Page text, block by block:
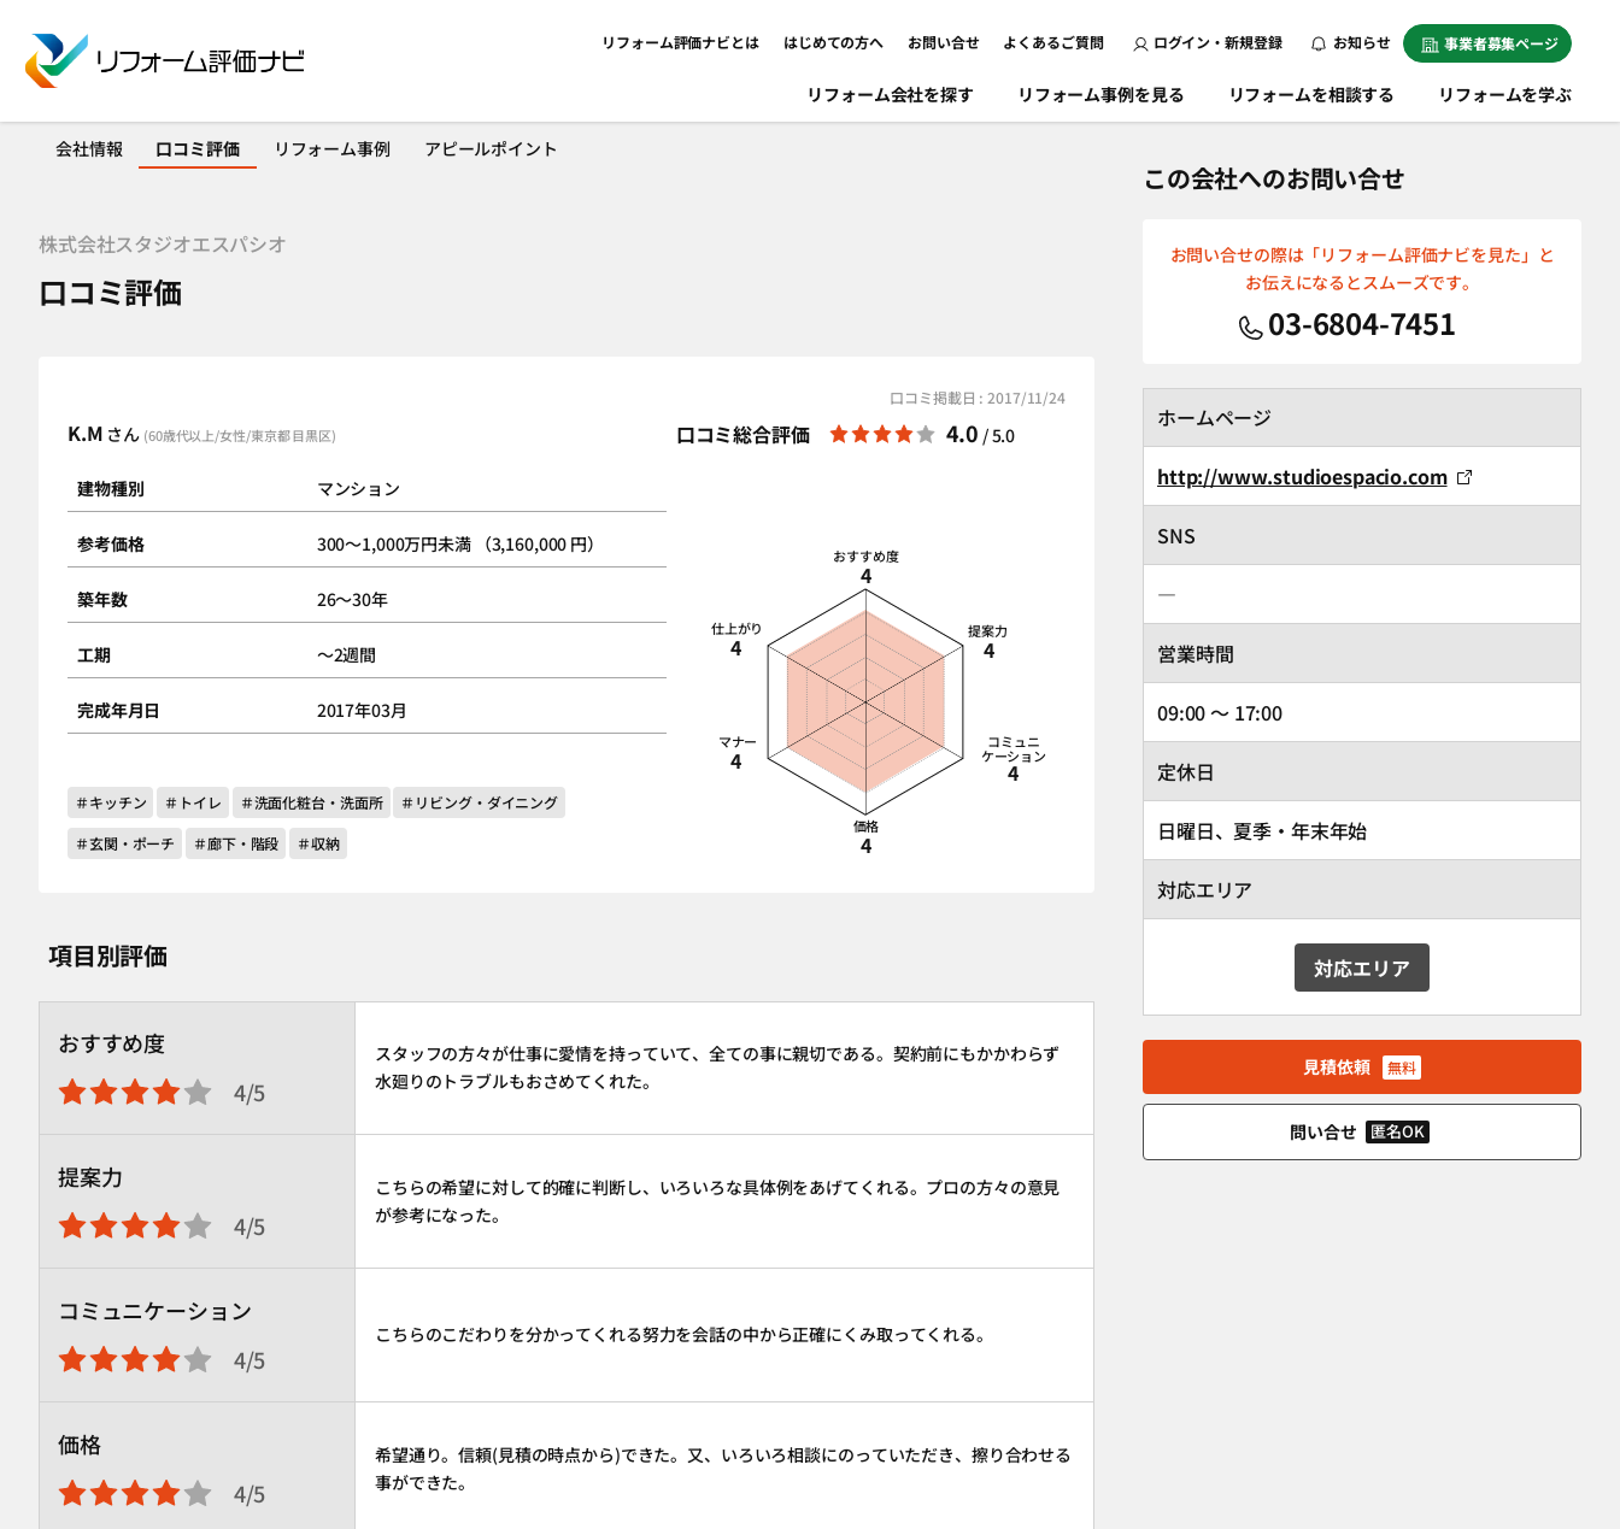
リフォーム評価ナビとは はじめての方へ お問い合せ よくあるご質問 ログイン・新規登録 お知らせ 事業者募集ページ
リフォーム会社を探す リフォーム事例を見る リフォームを相談する リフォームを学ぶ
会社情報 口コミ評価 リフォーム事例 アピールポイント
株式会社スタジオエスパシオ
口コミ評価
口コミ掲載日 : 2017/11/24
K.M さん (60歳代以上/女性/東京都 目黒区)
建物種別 マンション
参考価格 300～1,000万円未満 （3,160,000 円）
築年数 26～30年
工期 ～2週間
完成年月日 2017年03月
＃キッチン ＃トイレ ＃洗面化粧台・洗面所
＃リビング・ダイニング
＃玄関・ポーチ
＃廊下・階段 ＃収納
口コミ総合評価 4.0 / 5.0
おすすめ度
4
提案力
4
コミュニ
ケーション
4
価格
4
マナー
4
仕上がり
4
項目別評価
おすすめ度
4/5
スタッフの方々が仕事に愛情を持っていて、全ての事に親切である。契約前にもかかわらず
水廻りのトラブルもおさめてくれた。
提案力
4/5
こちらの希望に対して的確に判断し、いろいろな具体例をあげてくれる。プロの方々の意見
が参考になった。
コミュニケーション
4/5
こちらのこだわりを分かってくれる努力を会話の中から正確にくみ取ってくれる。
価格
4/5
希望通り。信頼(見積の時点から)できた。又、いろいろ相談にのっていただき、擦り合わせる
事ができた。
この会社へのお問い合せ
お問い合せの際は「リフォーム評価ナビを見た」と
お伝えになるとスムーズです。
03-6804-7451
ホームページ
http://www.studioespacio.com
SNS
―
営業時間
09:00 ～ 17:00
定休日
日曜日、夏季・年末年始
対応エリア
対応エリア
見積依頼 無料
問い合せ 匿名OK